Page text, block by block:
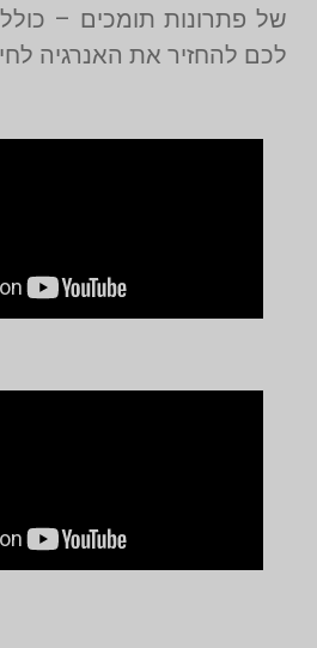
של פתרונות תומכים –
לכם להחזיר את האנרגיה